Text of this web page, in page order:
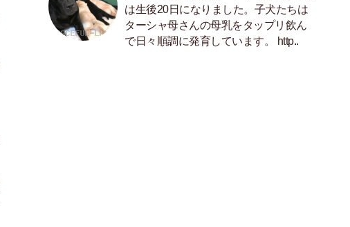
は生後20日になりました。子犬たちは
ターシャ母さんの母乳をタップリ飲ん
で日々順調に発育しています。 http..